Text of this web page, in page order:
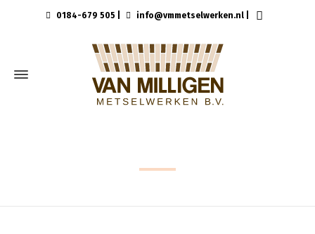
0184-679 505 info@vmmetselwerken.nl